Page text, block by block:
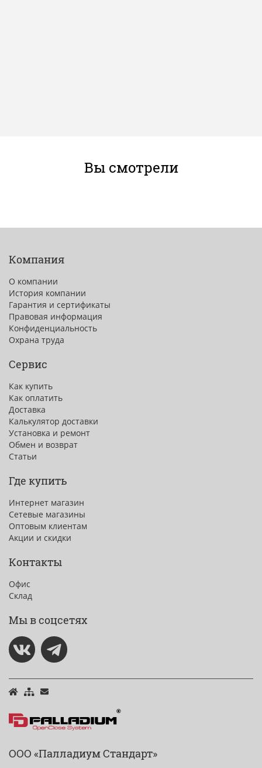
Вы смотрели
Компания
О компании
История компании
Гарантия и сертификаты
Правовая информация
Конфиденциальность
Охрана труда
Сервис
Как купить
Как оплатить
Доставка
Калькулятор доставки
Установка и ремонт
Обмен и возврат
Статьи
Где купить
Интернет магазин
Сетевые магазины
Оптовым клиентам
Акции и скидки
Контакты
Офис
Склад
Мы в соцсетях
ООО «Палладиум Стандарт»